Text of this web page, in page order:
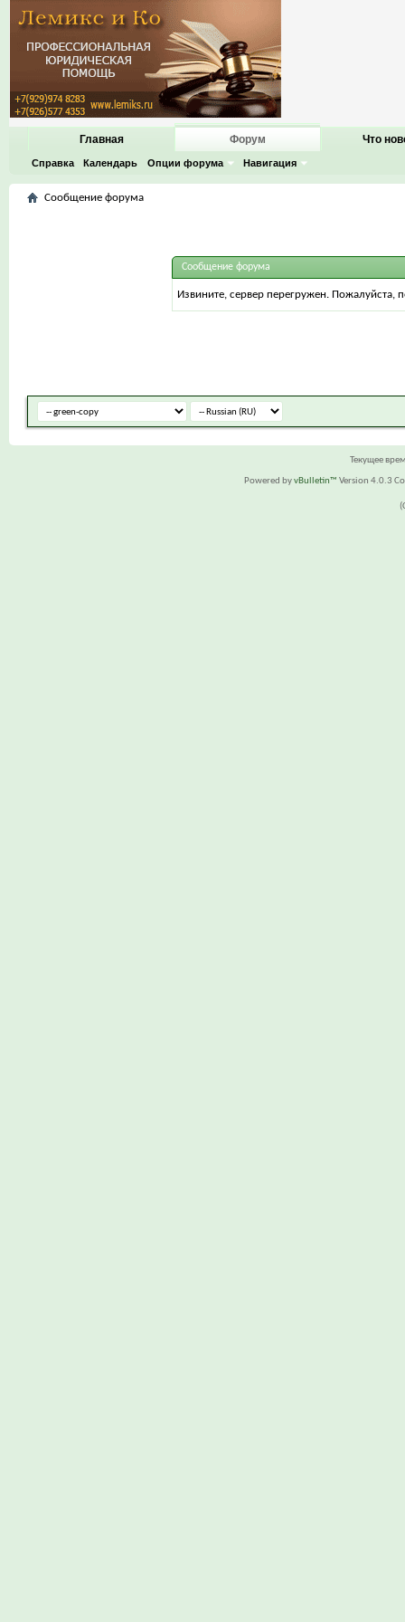
Главная Форум
Справка Календарь Опции форума Навигация
Что
Сообщение форума
Сообщение форума
Извините, сервер перегружен. Пожалуйста,
Текущее
Powered byvBulletin™ Version 4.0.3